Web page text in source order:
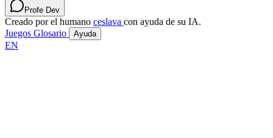
Profe Dev
Creado por el humano ceslava con ayuda de su IA.
Juegos Glosario Ayuda
EN